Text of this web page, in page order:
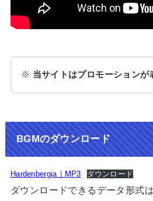
※ 当サイトはプロモーションが
BGMのダウンロード
Hardenbergia｜MP3 ダウンロード
ダウンロードできるデータ形式